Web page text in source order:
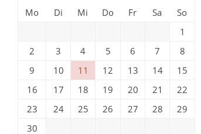
Mo
Di Mi Do Fr Sa
So
1
2
3 4 5 6 7
8
9
10 11 12 13 14
15
16
17 18 19 20 21
22
23
24 25 26 27 28
29
30